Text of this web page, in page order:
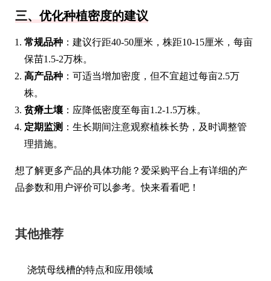
三、优化种植密度的建议
常规品种 ：建议行距40-50厘米，株距10-15厘米，每亩
保苗1.5-2万株。
高产品种 ：可适当增加密度，但不宜超过每亩2.5万
株。
贫瘠土壤 ：应降低密度至每亩1.2-1.5万株。
定期监测 ：生长期间注意观察植株长势，及时调整管
理措施。
想了解更多产品的具体功能？爱采购平台上有详细的产
品参数和用户评价可以参考。快来看看吧！
其他推荐
浇筑母线槽的特点和应用领域